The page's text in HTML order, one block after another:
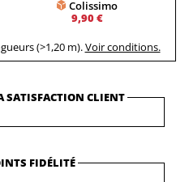
Colissimo
9,90 €
(>1,20 m).Voir conditions.
SATISFACTION CLIENT
FIDÉLITÉ